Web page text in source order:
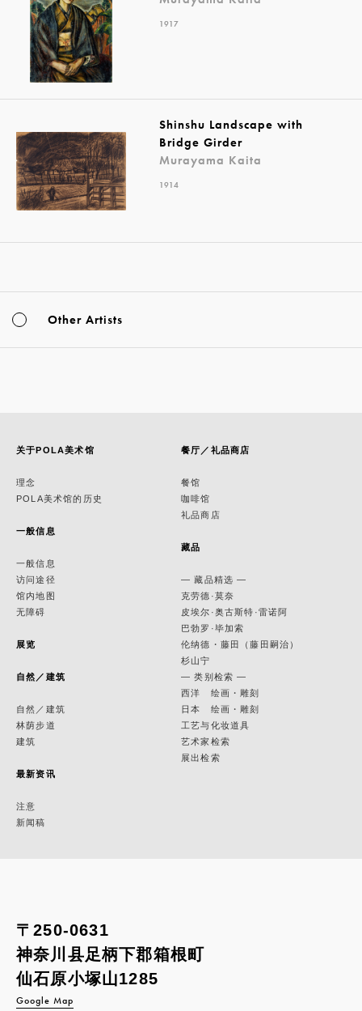
1917
Shinshu Landscape with
Bridge Girder
Murayama Kaita
1914
Other Artists
关于POLA美术馆
理念
POLA美术馆的历史
一般信息
一般信息
访问途径
馆内地图
无障碍
展览
自然／建筑
自然／建筑
林荫步道
建筑
最新资讯
注意
新闻稿
餐厅／礼品商店
餐馆
咖啡馆
礼品商店
藏品
— 藏品精选 —
克劳德·莫奈
皮埃尔·奥古斯特·雷诺阿
巴勃罗·毕加索
伦纳德・藤田（藤田嗣治）
杉山宁
— 类别检索 —
西洋 绘画・雕刻
日本 绘画・雕刻
工艺与化妆道具
艺术家检索
展出检索
〒250-0631
神奈川县足柄下郡箱根町
仙石原小塚山1285
Google Map